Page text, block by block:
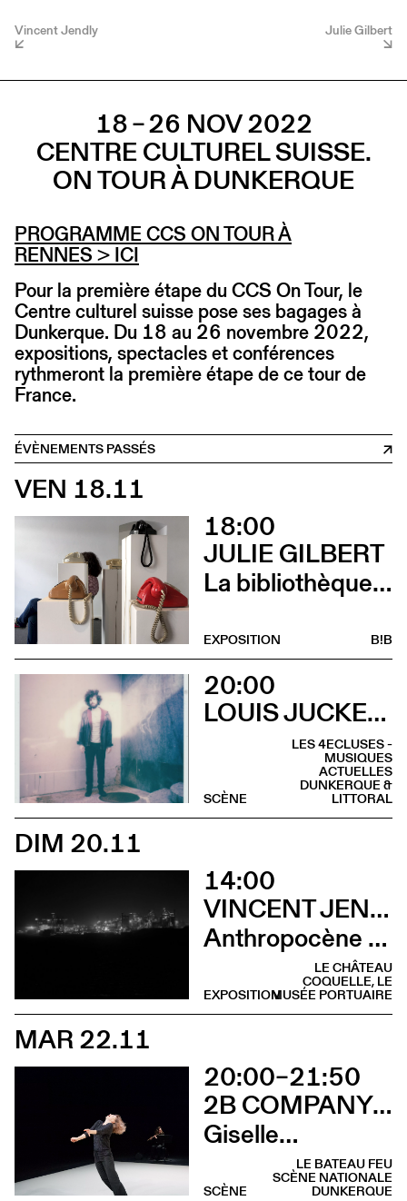
Vincent Jendly Julie Gilbert
18 – 26 NOV 2022
CENTRE CULTUREL SUISSE.
ON TOUR À DUNKERQUE
PROGRAMME CCS ON TOUR À
RENNES > ICI
Pour la première étape du CCS On Tour, le
Centre culturel suisse pose ses bagages à
Dunkerque. Du 18 au 26 novembre 2022,
expositions, spectacles et conférences
rythmeront la première étape de ce tour de
France.
ÉVÈNEMENTS PASSÉS
VEN 18.11
18:00
JULIE GILBERT
La bibliothèque sonore des femmes (Vernissage)
B!B
EXPOSITION
20:00
LOUIS JUCKER & ELIE ZOÉ
LES 4ECLUSES -
MUSIQUES
ACTUELLES
DUNKERQUE &
LITTORAL
SCÈNE
DIM 20.11
14:00
VINCENT JENDLY
Anthropocène (Visite guidée)
LE CHÂTEAU
COQUELLE, LE
MUSÉE PORTUAIRE
EXPOSITION
MAR 22.11
20:00–21:50
2B COMPANY - FRANÇOIS GREMAUD
Giselle…
LE BATEAU FEU
SCÈNE NATIONALE
DUNKERQUE
SCÈNE